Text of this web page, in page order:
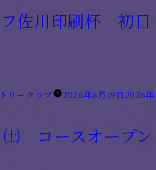
佐川印刷杯 初日
リークラブ 2026年6月19日 2026年
㈯ コースオープン